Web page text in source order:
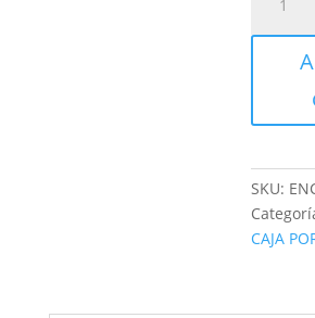
PORTA
NEGRO
SKU:
CAJA